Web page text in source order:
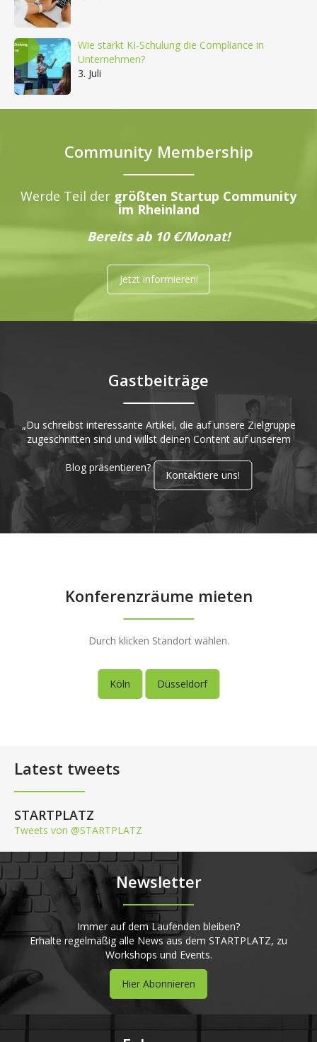
Wie stärkt KI-Schulung die Compliance in
Unternehmen?
3. Juli
Community Membership
Werde Teil der größten Startup Community
im Rheinland
Bereits ab 10 €/Monat!
Jetzt informieren!
Gastbeiträge
„Du schreibst interessante Artikel, die auf unsere Zielgruppe
zugeschnitten sind und willst deinen Content auf unserem
Blog präsentieren?
Kontaktiere uns!
Konferenzräume mieten
Durch klicken Standort wählen.
Köln Düsseldorf
Latest tweets
STARTPLATZ
Tweets von @STARTPLATZ
Newsletter
Immer auf dem Laufenden bleiben?
Erhalte regelmäßig alle News aus dem STARTPLATZ, zu
Workshops und Events.
Hier Abonnieren